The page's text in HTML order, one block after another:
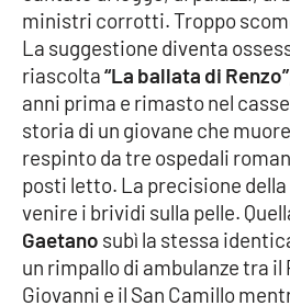
Vibo Valentia
Reggio Calabria
Cosenza
Lamezia Terme
ministri corrotti. Troppo
La suggestione diventa
riascolta“La ballata di Renzo”
anni prima e rimasto nel
storia di un giovane che
respinto da tre ospedali
posti letto. La precisione
venire i brividi sulla pelle.
Gaetano subì la stessa
un rimpallo di ambulanze tra il
Giovanni e il San Camillo